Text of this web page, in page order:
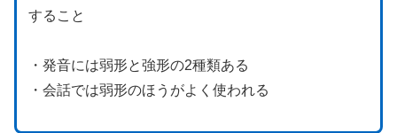
すること
・発音には弱形と強形の2種類ある
・会話では弱形のほうがよく使われる